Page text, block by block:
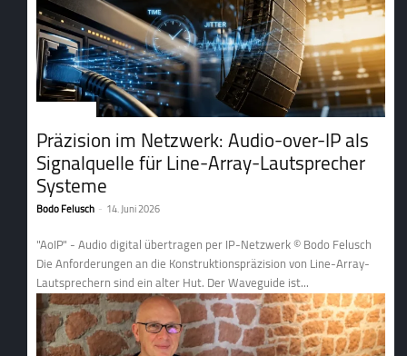
Präzision im Netzwerk: Audio-over-IP als
Signalquelle für Line-Array-Lautsprecher
Systeme
Bodo Felusch - 14. Juni 2026
"AoIP" - Audio digital übertragen per IP-Netzwerk © Bodo Felusch
Die Anforderungen an die Konstruktionspräzision von Line-Array-
Lautsprechern sind ein alter Hut. Der Waveguide ist...